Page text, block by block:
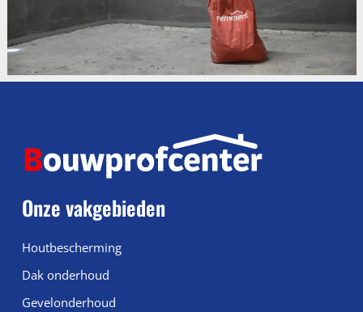
Onze vakgebieden
Houtbescherming
Dak onderhoud
Gevelonderhoud